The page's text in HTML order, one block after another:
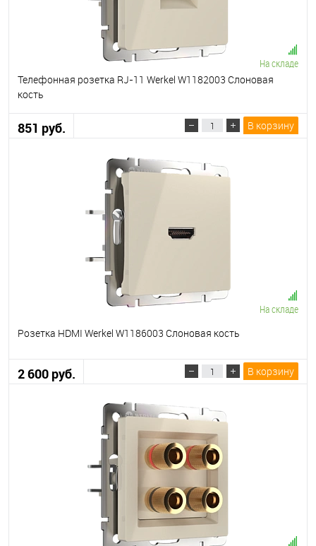
На складе
Телефонная розетка RJ-11 Werkel W1182003 Слоновая
кость
851 руб. В корзину
На складе
Розетка HDMI Werkel W1186003 Слоновая кость
2 600 руб. В корзину